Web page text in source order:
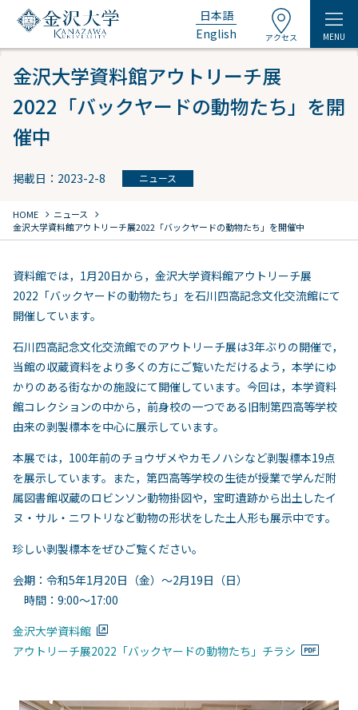
日本語
English
アクセス MENU
金沢大学資料館アウトリーチ展
2022「バックヤードの動物たち」を開
催中
掲載日：2023-2-8 ニュース
HOME chevron_right ニュース chevron_right
金沢大学資料館アウトリーチ展2022「バックヤードの動物たち」を開催中
資料館では，1月20日から，金沢大学資料館アウトリーチ展
2022「バックヤードの動物たち」を石川四高記念文化交流館にて
開催しています。
石川四高記念文化交流館でのアウトリーチ展は3年ぶりの開催で，
当館の収蔵資料をより多くの方にご覧いただけるよう，本学にゆ
かりのある街なかの施設にて開催しています。今回は，本学資料
館コレクションの中から，前身校の一つである旧制第四高等学校
由来の剥製標本を中心に展示しています。
本展では，100年前のチョウザメやカモノハシなど剥製標本19点
を展示しています。また，第四高等学校の生徒が授業で学んだ附
属図書館収蔵のロビンソン動物掛図や，宝町遺跡から出土したイ
ヌ・サル・ニワトリなど動物の形状をした土人形も展示中です。
珍しい剥製標本をぜひご覧ください。
会期：令和5年1月20日（金）～2月19日（日）
時間：9:00～17:00
金沢大学資料館
アウトリーチ展2022「バックヤードの動物たち」チラシ